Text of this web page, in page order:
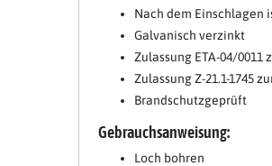
Nach dem Einschlagen
Galvanisch verzinkt
Zulassung ETA-04/
Zulassung Z-21.1-1745
Brandschutzgeprüft
Gebrauchsanweisung:
Loch bohren